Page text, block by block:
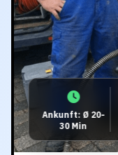
Ankunft: Ø 20-
30 Min